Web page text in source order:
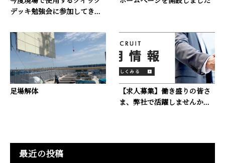
デッキ勉強会に参加してき...
足場解体
【求人募集】働き盛りの皆さ
ま、弊社で活躍しませんか...
最近の投稿